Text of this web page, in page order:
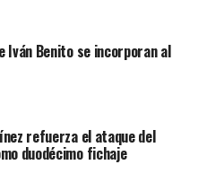
Iván Benito se incorporan al
refuerza el ataque del
duodécimo fichaje